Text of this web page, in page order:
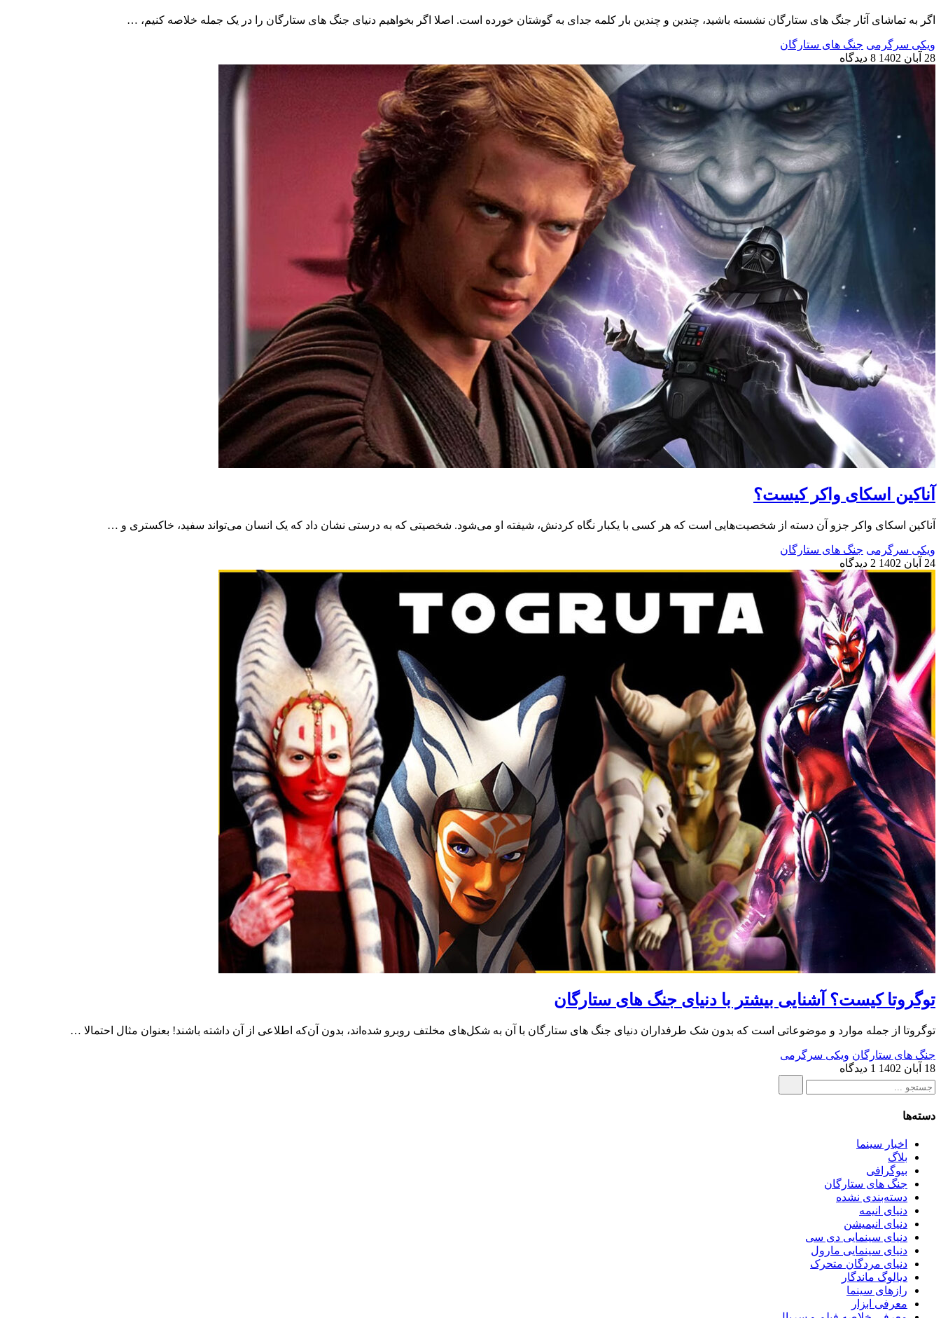
اگر به تماشای آثار جنگ های ستارگان نشسته باشید، چندین و چندین بار کلمه جدای به گوشتان خورده است. اصلا اگر بخواهیم دنیای جنگ های ستارگان را در یک جمله خلاصه کنیم، …
ویکی سرگرمی جنگ های ستارگان
28 آبان 1402
8 دیدگاه
آناکین اسکای واکر کیست؟
آناکین اسکای واکر جزو آن دسته از شخصیت‌هایی است که هر کسی با یکبار نگاه کردنش، شیفته او می‌شود. شخصیتی که به درستی نشان داد که یک انسان می‌تواند سفید، خاکستری و …
ویکی سرگرمی جنگ های ستارگان
24 آبان 1402
2 دیدگاه
توگروتا کیست؟ آشنایی بیشتر با دنیای جنگ های ستارگان
توگروتا از جمله موارد و موضوعاتی است که بدون شک طرفداران دنیای جنگ های ستارگان با آن به شکل‌های مخلتف روبرو شده‌اند، بدون آن‌که اطلاعی از آن داشته باشند! بعنوان مثال احتمالا …
جنگ های ستارگان ویکی سرگرمی
18 آبان 1402
1 دیدگاه
دسته‌ها
اخبار سینما
بلاگ
بیوگرافی
جنگ های ستارگان
دسته‌بندی نشده
دنیای انیمه
دنیای انیمیشن
دنیای سینمایی دی‌ سی
دنیای سینمایی مارول
دنیای مردگان متحرک
دیالوگ ماندگار
رازهای سینما
معرفی ابزار